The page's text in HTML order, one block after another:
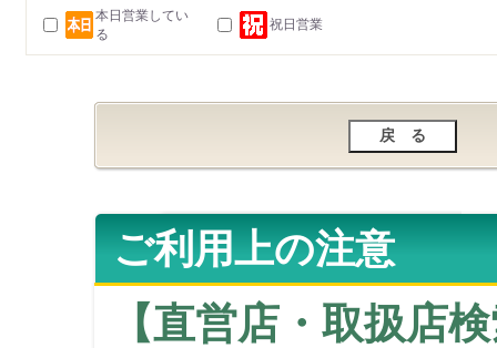
本日営業してい
る
祝日営業
ご利用上の注意
【直営店・取扱店